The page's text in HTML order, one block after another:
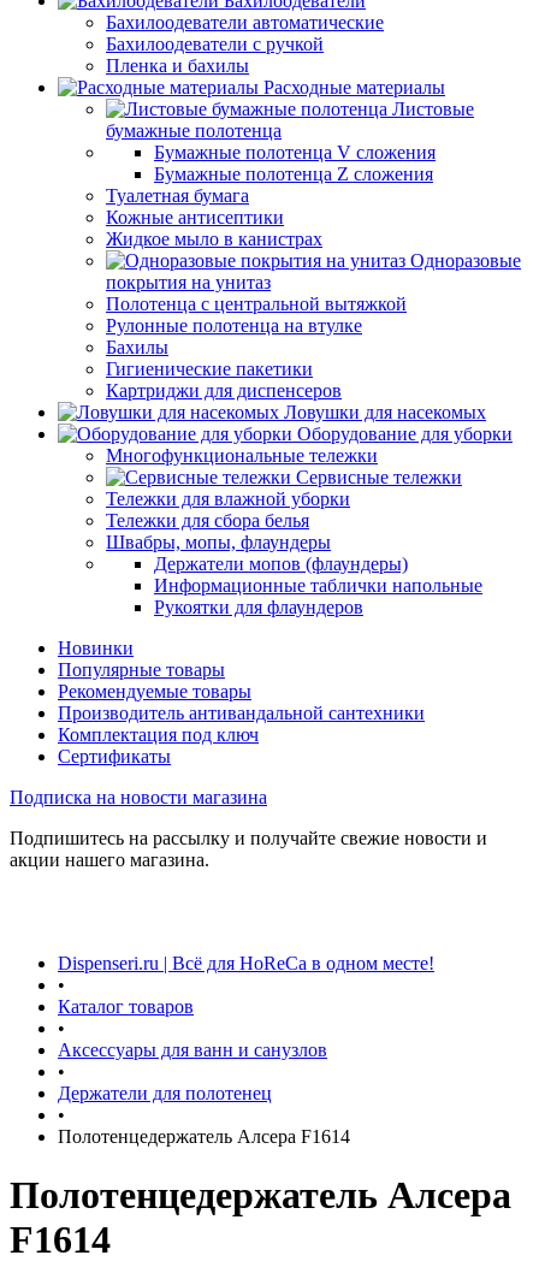
Бахилоодеватели автоматические
Бахилоодеватели с ручкой
Пленка и бахилы
Расходные материалы
Листовые
бумажные полотенца
Бумажные полотенца V сложения
Бумажные полотенца Z сложения
Туалетная бумага
Кожные антисептики
Жидкое мыло в канистрах
Одноразовые
покрытия на унитаз
Полотенца с центральной вытяжкой
Рулонные полотенца на втулке
Бахилы
Гигиенические пакетики
Картриджи для диспенсеров
Ловушки для насекомых
Оборудование для уборки
Многофункциональные тележки
Сервисные тележки
Тележки для влажной уборки
Тележки для сбора белья
Швабры, мопы, флаундеры
Держатели мопов (флаундеры)
Информационные таблички напольные
Рукоятки для флаундеров
Новинки
Популярные товары
Рекомендуемые товары
Производитель антивандальной сантехники
Комплектация под ключ
Сертификаты
Подписка на новости магазина
Подпишитесь на рассылку и получайте свежие новости и
акции нашего магазина.
Dispenseri.ru | Всё для HoReCa в одном месте!
•
Каталог товаров
•
Аксессуары для ванн и санузлов
•
Держатели для полотенец
•
Полотенцедержатель Алсера F1614
Полотенцедержатель Алсера
F1614